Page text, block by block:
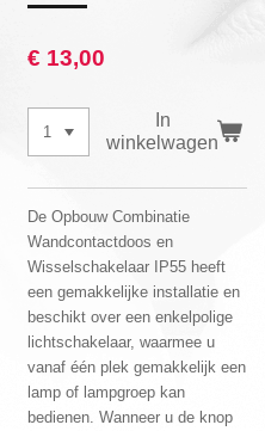
€ 13,00
In
winkelwagen
De Opbouw Combinatie
Wandcontactdoos en
Wisselschakelaar IP55 heeft
een gemakkelijke installatie en
beschikt over een enkelpolige
lichtschakelaar, waarmee u
vanaf één plek gemakkelijk een
lamp of lampgroep kan
bedienen. Wanneer u de knop